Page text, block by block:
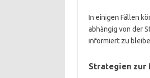
In einigen Fällen
abhängig von der
informiert zu
Strategien zur